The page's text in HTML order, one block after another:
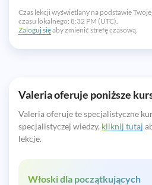
Czas lekcji wyświetlany na podstawie
czasu lokalnego: 8:32 PM (UTC).
Zaloguj sięaby zmienić strefę czasową.
Valeria oferuje poniższe
Valeria oferuje te specjalistyczne
specjalistyczej wiedzy, kliknij tutaj
lekcje.
Włoski dla początkujących